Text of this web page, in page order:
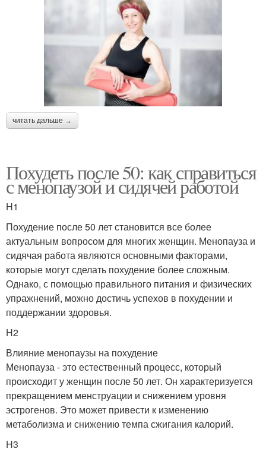
читать дальше →
Похудеть после 50: как справиться
с менопаузой и сидячей работой
H1
Похудение после 50 лет становится все более
актуальным вопросом для многих женщин. Менопауза и
сидячая работа являются основными факторами,
которые могут сделать похудение более сложным.
Однако, с помощью правильного питания и физических
упражнений, можно достичь успехов в похудении и
поддержании здоровья.
H2
Влияние менопаузы на похудение
Менопауза - это естественный процесс, который
происходит у женщин после 50 лет. Он характеризуется
прекращением менструации и снижением уровня
эстрогенов. Это может привести к изменению
метаболизма и снижению темпа сжигания калорий.
H3